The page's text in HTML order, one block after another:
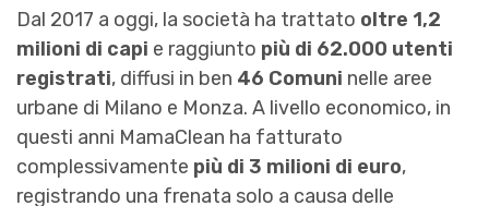
Dal 2017 a oggi, la società ha trattato oltre 1,2
milioni di capi e raggiunto più di 62.000 utenti
registrati, diffusi in ben 46 Comuni nelle aree
urbane di Milano e Monza. A livello economico, in
questi anni MamaClean ha fatturato
complessivamente più di 3 milioni di euro,
registrando una frenata solo a causa delle